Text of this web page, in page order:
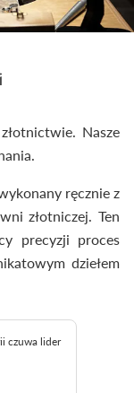
Nasze
ręcznie z
złotniczej. Ten
precyzji proces
dziełem
czuwa lider